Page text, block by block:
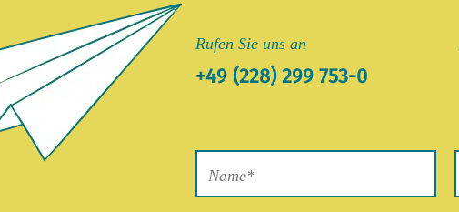
Rufen Sie uns an
+49 (228) 299 753-0